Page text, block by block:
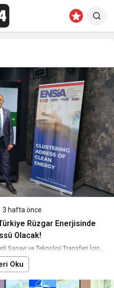
3 hafta önce
Rüzgar Enerjisinde
Olacak!
Sanayi ve Teknoloji Transferi İçin...
Oku